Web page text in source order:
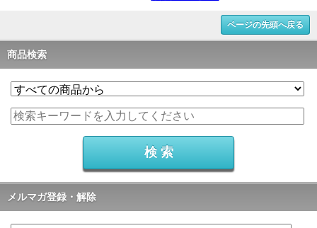
ページの先頭へ戻る
商品検索
メルマガ登録・解除